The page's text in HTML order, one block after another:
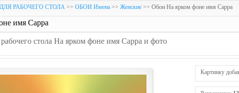
РАБОЧЕГО СТОЛА >> ОБОИ Имена >> Женские >> Обои На ярком фоне имя Сарра
имя Сарра
стола На ярком фоне имя Сарра и фото
Картинку